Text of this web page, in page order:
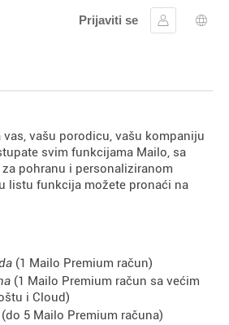
Prijaviti se
Prijavite se
vašu porodicu, vašu kompaniju
svim funkcijama Mailo, sa
pohranu i personaliziranom
listu funkcija možete pronaći na
(1 Mailo Premium račun)
(1 Mailo Premium račun sa većim
i Cloud)
(do 5 Mailo Premium računa)